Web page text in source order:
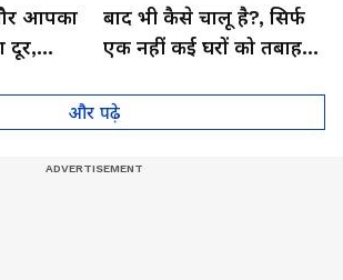
आपका
दूर,
बाद भी कैसे चालू है?, सिर्फ
एक नहीं कई घरों को तबाह
और पढ़े